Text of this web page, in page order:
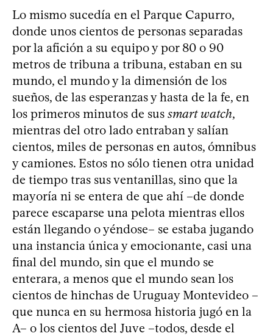
Lo mismo sucedía en el Parque Capurro,
donde unos cientos de personas separadas
por la afición a su equipo y por 80 o 90
metros de tribuna a tribuna, estaban en su
mundo, el mundo y la dimensión de los
sueños, de las esperanzas y hasta de la fe, en
los primeros minutos de sus smart watch,
mientras del otro lado entraban y salían
cientos, miles de personas en autos, ómnibus
y camiones. Estos no sólo tienen otra unidad
de tiempo tras sus ventanillas, sino que la
mayoría ni se entera de que ahí –de donde
parece escaparse una pelota mientras ellos
están llegando o yéndose– se estaba jugando
una instancia única y emocionante, casi una
final del mundo, sin que el mundo se
enterara, a menos que el mundo sean los
cientos de hinchas de Uruguay Montevideo –
que nunca en su hermosa historia jugó en la
A– o los cientos del Juve –todos, desde el